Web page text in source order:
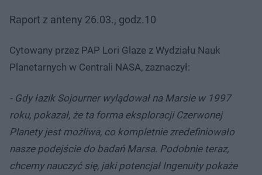
Raport z anteny 26.03., godz.10
Cytowany przez PAP Lori Glaze z Wydziału Nauk
Planetarnych w Centrali NASA, zaznaczył:
- Gdy łazik Sojourner wylądował na Marsie w 1997
roku, pokazał, że ta forma eksploracji Czerwonej
Planety jest możliwa, co kompletnie zredefiniowało
nasze podejście do badań Marsa. Podobnie teraz,
chcemy nauczyć się, jaki potencjał Ingenuity pokaże